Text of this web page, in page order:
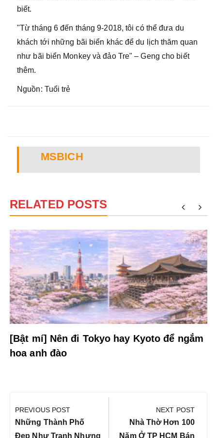
biết.
"Từ tháng 6 đến tháng 9-2018, tôi có thể đưa du
khách tới những bãi biển khác để du lịch thăm quan
như bãi biển Monkey và đảo Tre" – Geng cho biết
thêm.
Nguồn: Tuổi trẻ
MSBICH
RELATED POSTS
[Bật mí] Nên đi Tokyo hay Kyoto để ngắm
hoa anh đào
hướng
bài
PREVIOUS POST
Previous
Post:
Những Thành Phố
Đẹp Như Tranh Nhưng
NEXT POST
Next
Post:
Nhà Thờ Hơn 100
Năm Ở TP HCM Bán